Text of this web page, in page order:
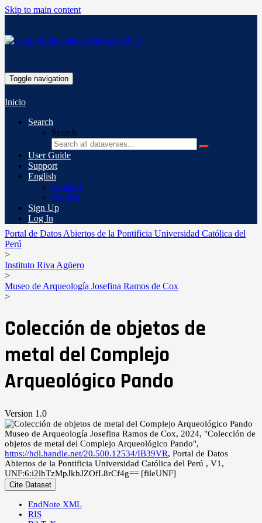
Skip to main content
Toggle navigation
Inicio
Search
Search
User Guide
Support
English
Español
English
Sign Up
Log In
Portal de Datos Abiertos de la Pontificia Universidad Católica del
Perú
>
Instituto Riva Agüero
>
Museo de Arqueología Josefina Ramos de Cox
>
Colección de objetos de
metal del Complejo
Arqueológico Pando
Version 1.0
Museo de Arqueología Josefina Ramos de Cox, 2024, "Colección de
objetos de metal del Complejo Arqueológico Pando",
https://hdl.handle.net/20.500.12534/IB39VR, Portal de Datos
Abiertos de la Pontificia Universidad Católica del Perú , V1,
UNF:6:i2lhTzMpJkbJZOfL8rCf4g== [fileUNF]
Cite Dataset
EndNote XML
RIS